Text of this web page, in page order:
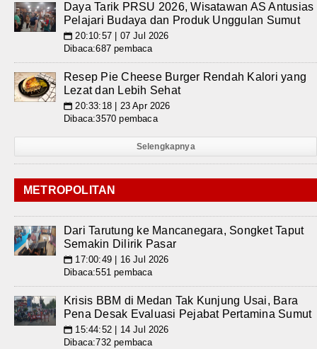
Daya Tarik PRSU 2026, Wisatawan AS Antusias
Pelajari Budaya dan Produk Unggulan Sumut
📅 20:10:57 | 07 Jul 2026
Dibaca:687 pembaca
Resep Pie Cheese Burger Rendah Kalori yang
Lezat dan Lebih Sehat
📅 20:33:18 | 23 Apr 2026
Dibaca:3570 pembaca
Selengkapnya
METROPOLITAN
Dari Tarutung ke Mancanegara, Songket Taput
Semakin Dilirik Pasar
📅 17:00:49 | 16 Jul 2026
Dibaca:551 pembaca
Krisis BBM di Medan Tak Kunjung Usai, Bara
Pena Desak Evaluasi Pejabat Pertamina Sumut
📅 15:44:52 | 14 Jul 2026
Dibaca:732 pembaca